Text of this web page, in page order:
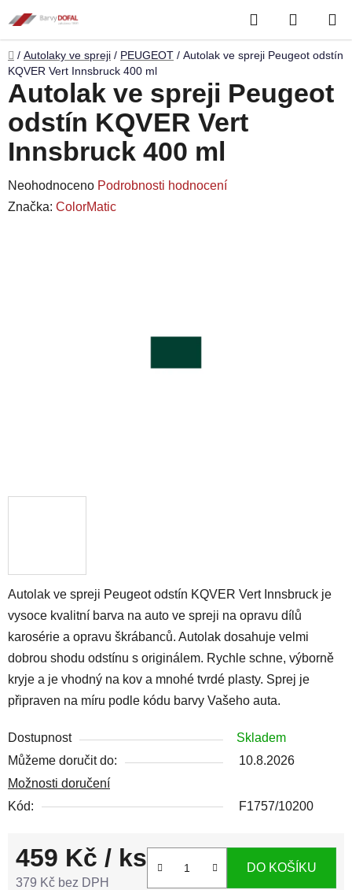
na
obsah
Hledat
KOŠÍK
Domů
/ Autolaky ve spreji / PEUGEOT / Autolak ve spreji Peugeot odstín
KQVER Vert Innsbruck 400 ml
Autolak ve spreji Peugeot odstín KQVER Vert Innsbruck je
vysoce kvalitní barva na auto ve spreji na opravu dílů
karosérie a opravu škrábanců. Autolak dosahuje velmi
dobrou shodu odstínu s originálem. Rychle schne, výborně
kryje a je vhodný na kov a mnohé tvrdé plasty. Sprej je
připraven na míru podle kódu barvy Vašeho auta.
Dostupnost
Skladem
Můžeme doručit do:
10.8.2026
Možnosti doručení
Kód:
F1757/10200
459 Kč / ks
379 Kč bez DPH
DO KOŠÍKU
Autolak ve spreji Peugeot
odstín KQVER Vert
Innsbruck 400 ml
Průměrné
hodnocení
Neohodnoceno Podrobnosti hodnocení
Značka: ColorMatic